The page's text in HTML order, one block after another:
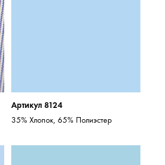
Артикул 8124
35% Хлопок, 65% Полиэстер